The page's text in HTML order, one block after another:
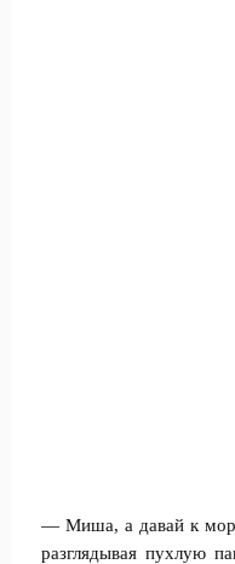
— Миша, а давай к
разглядывая пухлую